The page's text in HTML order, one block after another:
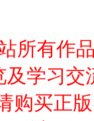
所有作
学习交
购买正